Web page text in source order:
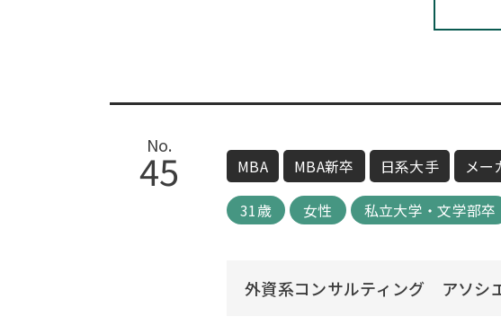
No.
45 MBA MBA新卒 日系大手 メー
31歳 女性 私立大学・文学部卒
外資系コンサルティング アソシ